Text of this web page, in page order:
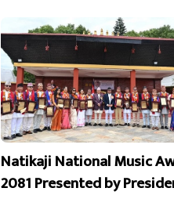
Natikaji National Music
2081 Presented by